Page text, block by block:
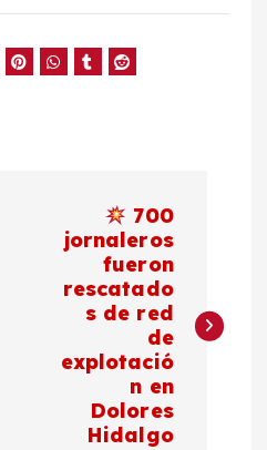
700
jornaleros
fueron
rescatado
s de red
de
explotació
n en
Dolores
Hidalgo